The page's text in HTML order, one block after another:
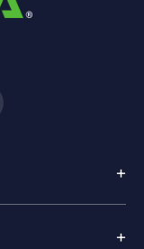
+
+